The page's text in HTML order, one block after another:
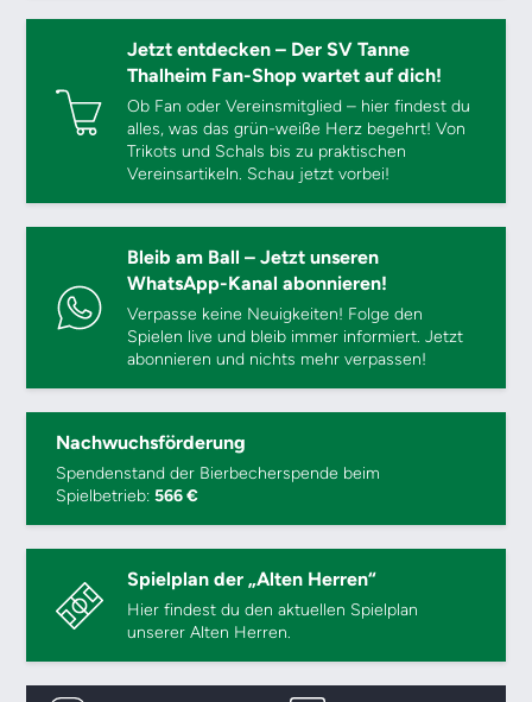
Jetzt entdecken – Der SV Tanne
Thalheim Fan-Shop wartet auf dich!
Ob Fan oder Vereinsmitglied – hier findest du
alles, was das grün-weiße Herz begehrt! Von
Trikots und Schals bis zu praktischen
Vereinsartikeln. Schau jetzt vorbei!
Bleib am Ball – Jetzt unseren
WhatsApp-Kanal abonnieren!
Verpasse keine Neuigkeiten! Folge den
Spielen live und bleib immer informiert. Jetzt
abonnieren und nichts mehr verpassen!
Nachwuchsförderung
Spendenstand der Bierbecherspende beim
Spielbetrieb:566 €
Spielplan der „Alten Herren“
Hier findest du den aktuellen Spielplan
unserer Alten Herren.